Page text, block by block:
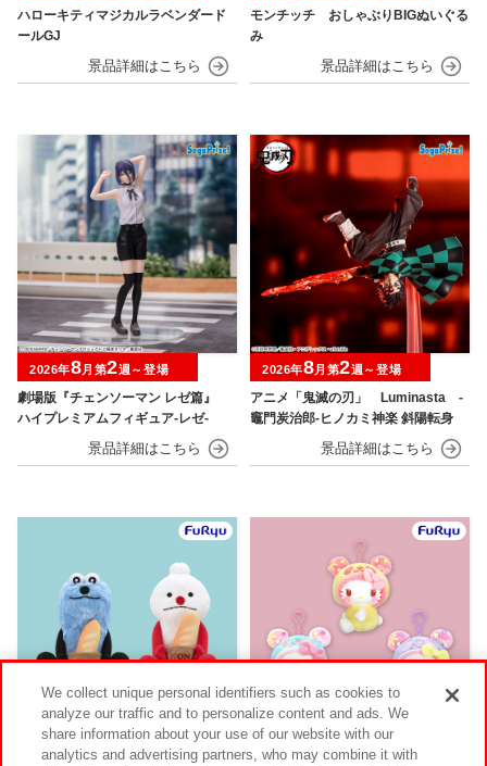
ハローキティマジカルラベンダード
ールGJ
モンチッチ おしゃぶりBIGぬいぐる
み
劇場版『チェンソーマン レゼ篇』
ハイプレミアムフィギュア‐レゼ‐
2026年8月第2週～登場
アニメ「鬼滅の刃」 Luminasta ‐
竈門炭治郎‐ヒノカミ神楽 斜陽転身
2026年8月第2週～登場
2026年8月第2週～登場 2026年8月第2週～登場
We collect unique personal identifiers such as cookies to
analyze our traffic and to personalize content and ads. We
share information about your use of our website with our
analytics and advertising partners, who may combine it with